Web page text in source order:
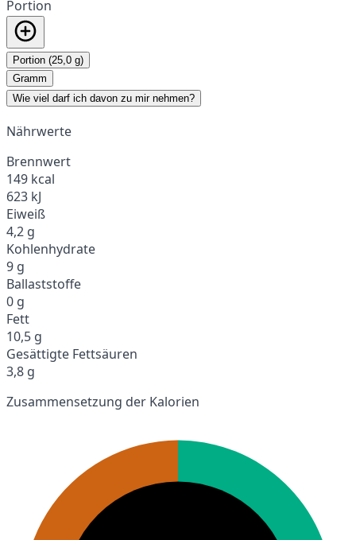
Portion
Portion (25,0 g)
Gramm
Wie viel darf ich davon zu mir nehmen?
Nährwerte
Brennwert
149 kcal
623 kJ
Eiweiß
4,2 g
Kohlenhydrate
9 g
Ballaststoffe
0 g
Fett
10,5 g
Gesättigte Fettsäuren
3,8 g
Zusammensetzung der Kalorien